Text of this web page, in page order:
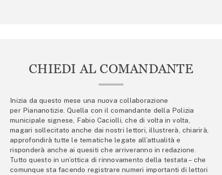
CHIEDI AL COMANDANTE
Inizia da questo mese una nuova collaborazione
per Piananotizie. Quella con il comandante della Polizia
municipale signese, Fabio Caciolli, che di volta in volta,
magari sollecitato anche dai nostri lettori, illustrerà, chiarirà,
approfondirà tutte le tematiche legate all’attualità e
risponderà anche ai quesiti che arriveranno in redazione.
Tutto questo in un’ottica di rinnovamento della testata – che
comunque sta facendo registrare numeri importanti di lettori